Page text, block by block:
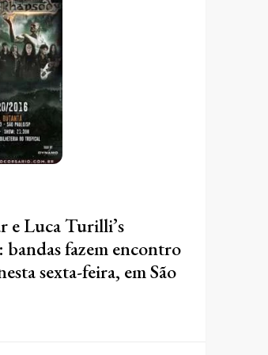
e Luca Turilli’s
fazem encontro
sexta-feira, em São